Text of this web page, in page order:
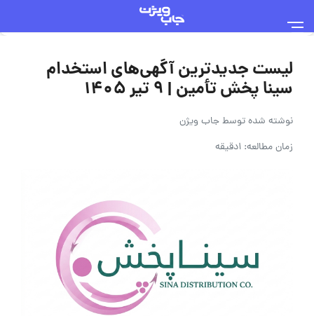
لیست جدیدترین آگهی‌های استخدام
سینا پخش تأمین | ۹ تیر ۱۴۰۵
نوشته شده توسطجاب ویژن
زمان مطالعه: 1دقیقه